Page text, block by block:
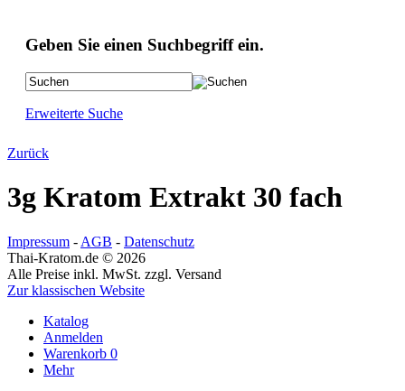
Geben Sie einen Suchbegriff ein.
Erweiterte Suche
Zurück
3g Kratom Extrakt 30 fach
Impressum - AGB - Datenschutz
Thai-Kratom.de © 2026
Alle Preise inkl. MwSt. zzgl. Versand
Zur klassischen Website
Katalog
Anmelden
Warenkorb 0
Mehr